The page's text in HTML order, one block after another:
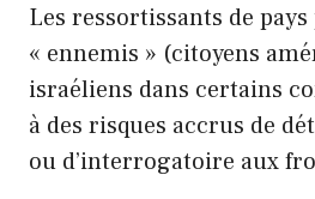
Les ressortissants de
« ennemis » (citoyens
israéliens dans certains
à des risques accrus de
ou d’interrogatoire aux